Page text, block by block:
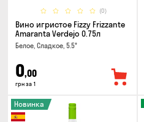
(0)
Вино игристое Fizzy Frizzante
Amaranta Verdejo 0.75л
Белое, Сладкое, 5.5°
0,00
грн за 1
Новинка